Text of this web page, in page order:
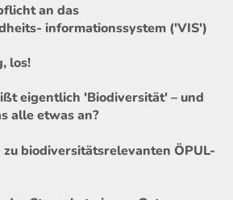
an das
informationssystem ('VIS')
los!
eigentlich 'Biodiversität' – und
alle etwas an?
biodiversitätsrelevanten ÖPUL-